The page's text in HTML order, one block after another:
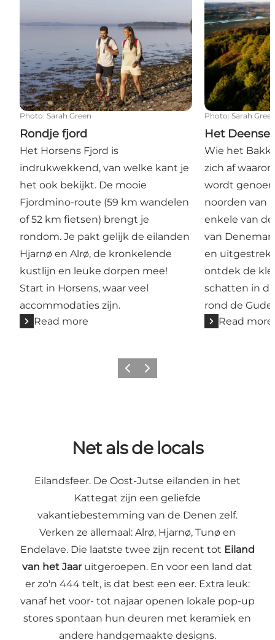
Photo: Sarah Green
Rondje fjord
Het Horsens Fjord is
indrukwekkend, van welke kant je
het ook bekijkt. De mooie
Fjordmino-route (59 km wandelen
of 52 km fietsen) brengt je
rondom. Je pakt gelijk de eilanden
Hjarnø en Alrø, de kronkelende
kustlijn en leuke dorpen mee!
Start in Horsens, waar veel
accommodaties zijn.
Read more
Photo: Sarah
Het Deense
Wie het
zich af
wordt
noorden van
enkele van
van
en
ontdek de
schatten in
rond de
Read more
Previous
Next
Net als de locals
Eilandsfeer. De Oost-Jutse eilanden in het
Kattegat zijn een geliefde
vakantiebestemming van de Denen zelf.
Verken ze allemaal: Alrø, Hjarnø, Tunø en
Endelave. Die laatste twee zijn recent tot Eiland
van het Jaaruitgeroepen. En voor een land dat
er zo'n 444 telt, is dat best een eer. Extra leuk:
vanaf het voor- tot najaar openen lokale pop-up
stores spontaan hun deuren met keramiek en
andere handgemaakte designs.